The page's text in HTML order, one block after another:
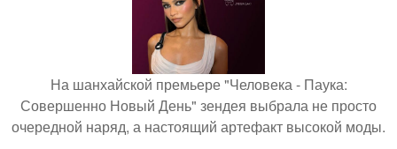
На шанхайской премьере "Человека - Паука:
Совершенно Новый День" зендея выбрала не просто
очередной наряд, а настоящий артефакт высокой моды.